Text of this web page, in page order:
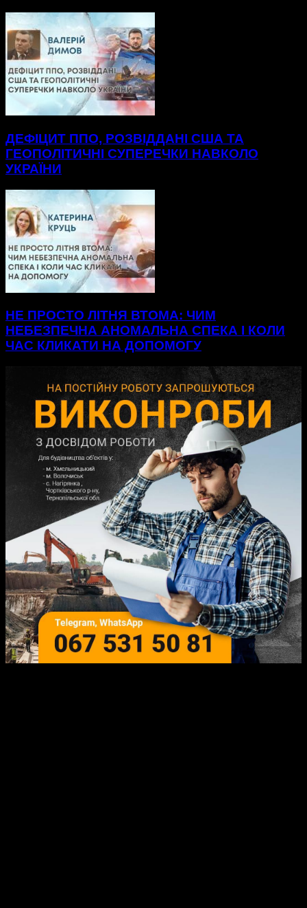
ДЕФІЦИТ ППО, РОЗВІДДАНІ США ТА
ГЕОПОЛІТИЧНІ СУПЕРЕЧКИ НАВКОЛО
УКРАЇНИ
НЕ ПРОСТО ЛІТНЯ ВТОМА: ЧИМ
НЕБЕЗПЕЧНА АНОМАЛЬНА СПЕКА І КОЛИ
ЧАС КЛИКАТИ НА ДОПОМОГУ